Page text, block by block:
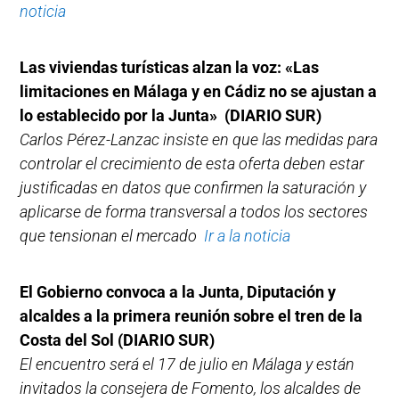
noticia
Las viviendas turísticas alzan la voz: «Las
limitaciones en Málaga y en Cádiz no se ajustan a
lo establecido por la Junta» (DIARIO SUR)
Carlos Pérez-Lanzac insiste en que las medidas para
controlar el crecimiento de esta oferta deben estar
justificadas en datos que confirmen la saturación y
aplicarse de forma transversal a todos los sectores
que tensionan el mercado Ir a la noticia
El Gobierno convoca a la Junta, Diputación y
alcaldes a la primera reunión sobre el tren de la
Costa del Sol (DIARIO SUR)
El encuentro será el 17 de julio en Málaga y están
invitados la consejera de Fomento, los alcaldes de